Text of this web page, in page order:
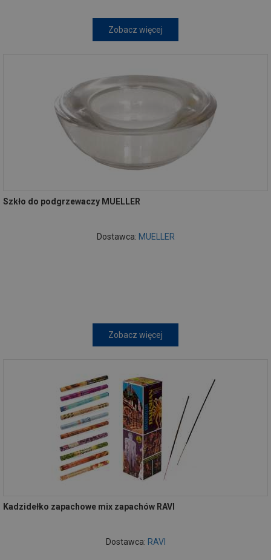
Zobacz więcej
Szkło do podgrzewaczy MUELLER
Dostawca: MUELLER
Zobacz więcej
Kadzidełko zapachowe mix zapachów RAVI
Dostawca: RAVI